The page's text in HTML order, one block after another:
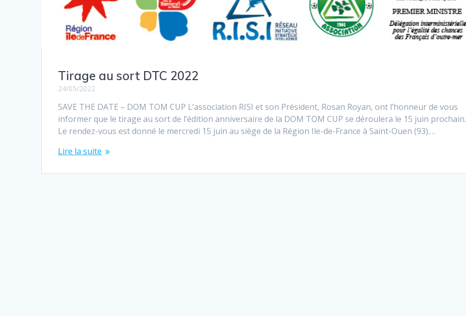
Tirage au sort DTC 2022
24/05/2022
SAVE THE DATE – DOM TOM CUP L’association RISI et son Président, Rosan Royan, ont l’honneur de vous
informer que le tirage au sort de l’édition anniversaire de la DOM TOM CUP se déroulera le 15 juin prochain.
Le rendez-vous est donné le mercredi 15 juin au siège de la Région Ile-de-France à Saint-Ouen (93).…
Lire la suite